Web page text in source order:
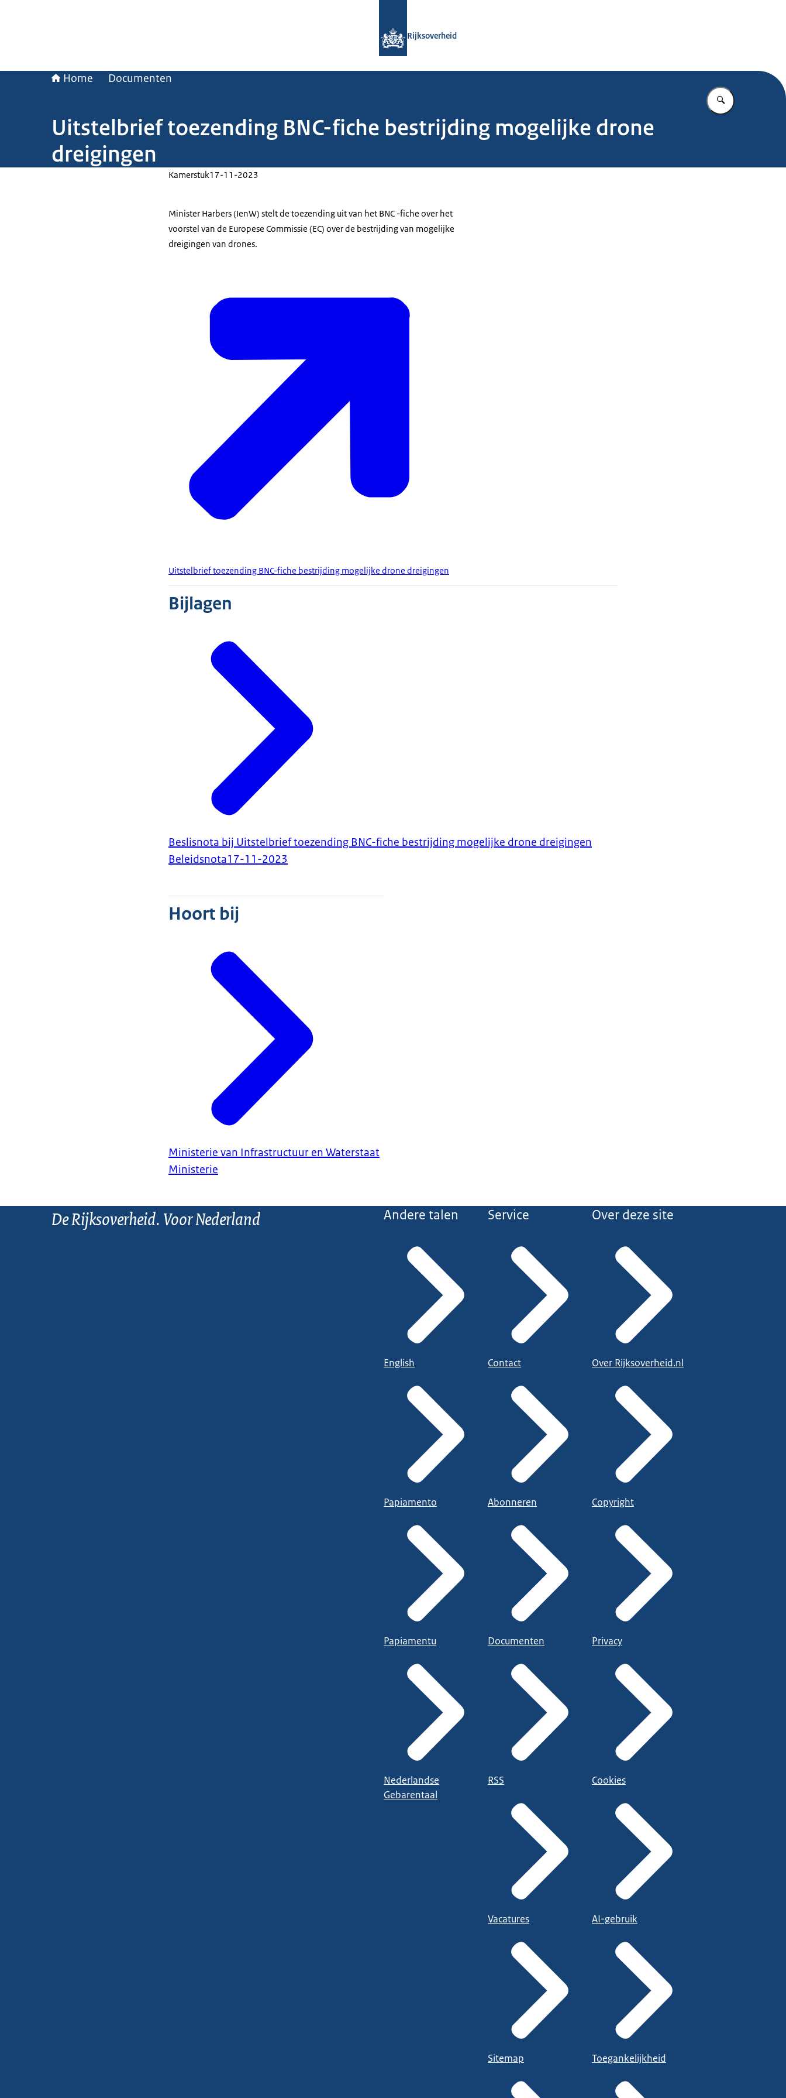
Rijksoverheid
Home Documenten
Vul in wat u
Uitstelbrief toezending BNC-fiche bestrijding mogelijke drone
dreigingen
Kamerstuk17-11-2023
Minister Harbers (IenW) stelt de toezending uit van het BNC -fiche over het
voorstel van de Europese Commissie (EC) over de bestrijding van mogelijke
dreigingen van drones.
Uitstelbrief toezending BNC-fiche bestrijding mogelijke drone dreigingen
Bijlagen
Beslisnota bij Uitstelbrief toezending BNC-fiche bestrijding mogelijke drone dreigingen
Beleidsnota17-11-2023
Hoort bij
Ministerie van Infrastructuur en Waterstaat
Ministerie
De Rijksoverheid. Voor Nederland Andere talen
English
Papiamento
Papiamentu
Nederlandse
Gebarentaal
Service
Contact
Abonneren
Documenten
RSS
Vacatures
Sitemap
Over deze site
Over Rijksoverheid.nl
Copyright
Privacy
Cookies
AI-gebruik
Toegankelijkheid